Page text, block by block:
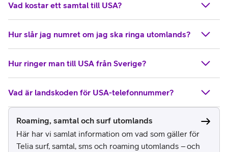
Vad kostar ett samtal till USA?
Hur slår jag numret om jag ska ringa utomlands?
Hur ringer man till USA från Sverige?
Vad är landskoden för USA-telefonnummer?
Roaming, samtal och surf utomlands
Här har vi samlat information om vad som gäller för
Telia surf, samtal, sms och roaming utomlands – och